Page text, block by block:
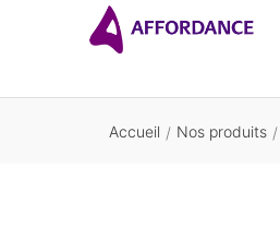
Accueil / Nos produits /